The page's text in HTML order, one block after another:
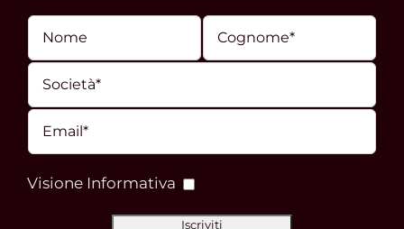
Visione Informativa